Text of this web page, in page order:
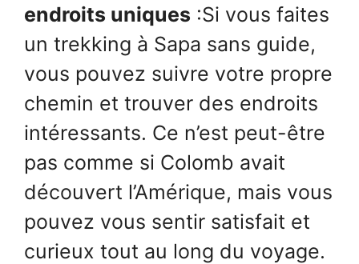
endroits uniques :Si vous faites
un trekking à Sapa sans guide,
vous pouvez suivre votre propre
chemin et trouver des endroits
intéressants. Ce n’est peut-être
pas comme si Colomb avait
découvert l’Amérique, mais vous
pouvez vous sentir satisfait et
curieux tout au long du voyage.